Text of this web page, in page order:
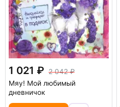
1 021
2 042
Мяу! Мой любимый
дневничок